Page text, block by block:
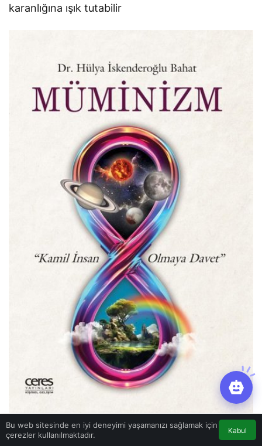
karanlığına ışık tutabilir
HÜLYAİskenderoğlu Bahat’tan
MÜMİNİZM-
Bu web sitesinde en iyi deneyimi yaşamanızı sağlamak için
çerezler kullanılmaktadır.
Kabul